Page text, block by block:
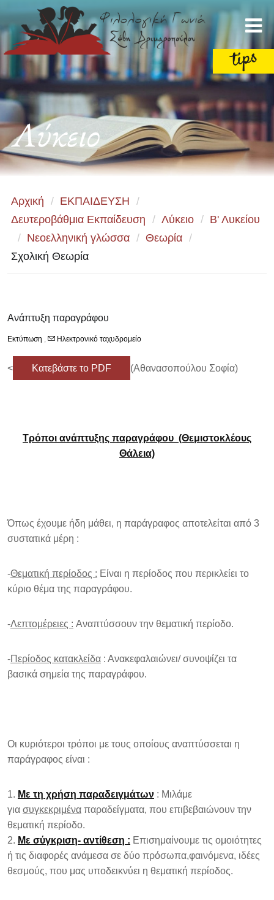
Λύκειο
Αρχική / ΕΚΠΑΙΔΕΥΣΗ /
Δευτεροβάθμια Εκπαίδευση / Λύκειο / Β' Λυκείου
/ Νεοελληνική γλώσσα / Θεωρία /
Σχολική Θεωρία
Ανάπτυξη παραγράφου
Εκτύπωση , Ηλεκτρονικό ταχυδρομείο
< Κατεβάστε το PDF (Αθανασοπούλου Σοφία)
Τρόποι ανάπτυξης παραγράφου (Θεμιστοκλέους
Θάλεια)
Όπως έχουμε ήδη μάθει, η παράγραφος αποτελείται από 3
συστατικά μέρη :
-Θεματική περίοδος : Είναι η περίοδος που περικλείει το
κύριο θέμα της παραγράφου.
-Λεπτομέρειες : Αναπτύσσουν την θεματική περίοδο.
-Περίοδος κατακλείδα : Ανακεφαλαιώνει/ συνοψίζει τα
βασικά σημεία της παραγράφου.
Οι κυριότεροι τρόποι με τους οποίους αναπτύσσεται η
παράγραφος είναι :
Με τη χρήση παραδειγμάτων : Μιλάμε
για συγκεκριμένα παραδείγματα, που επιβεβαιώνουν την
θεματική περίοδο.
Με σύγκριση- αντίθεση : Επισημαίνουμε τις ομοιότητες
ή τις διαφορές ανάμεσα σε δύο πρόσωπα,φαινόμενα, ιδέες
θεσμούς, που μας υποδεικνύει η θεματική περίοδος.